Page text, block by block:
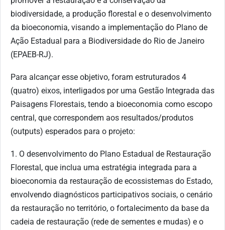
biodiversidade, a produção florestal e o desenvolvimento
da bioeconomia, visando a implementação do Plano de
Ação Estadual para a Biodiversidade do Rio de Janeiro
(EPAEB-RJ).
Para alcançar esse objetivo, foram estruturados 4
(quatro) eixos, interligados por uma Gestão Integrada das
Paisagens Florestais, tendo a bioeconomia como escopo
central, que correspondem aos resultados/produtos
(outputs) esperados para o projeto:
1. O desenvolvimento do Plano Estadual de Restauração
Florestal, que inclua uma estratégia integrada para a
bioeconomia da restauração de ecossistemas do Estado,
envolvendo diagnósticos participativos sociais, o cenário
da restauração no território, o fortalecimento da base da
cadeia de restauração (rede de sementes e mudas) e o